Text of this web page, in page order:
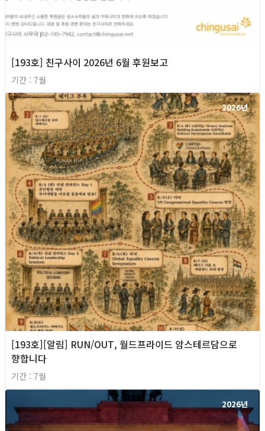
[193호] 친구사이 2026년 6월 후원보고
기간 : 7월
2026년
[193호][알림] RUN/OUT, 월드프라이드 암스테르담으로
향합니다
기간 : 7월
2026년